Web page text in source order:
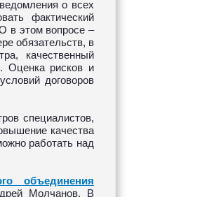
о всех
фактический
в этом вопросе –
обязательств, в
качественный
Оценка рисков и
договоров
специалистов,
качества
работать над
объединения
Молчанов. В